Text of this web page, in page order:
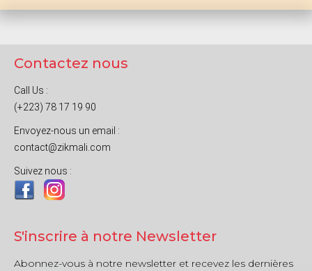
Contactez nous
Call Us :
(+223) 78 17 19 90
Envoyez-nous un email :
contact@zikmali.com
Suivez nous :
S'inscrire à notre Newsletter
Abonnez-vous à notre newsletter et recevez les dernières